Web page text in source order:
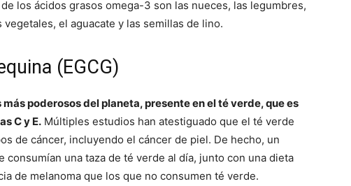
los ácidos grasos omega-3 son las nueces, las legumbres,
el aguacate y las semillas de lino.
(EGCG)
más poderosos del planeta, presente en el té verde, que es
C y E. Múltiples estudios han atestiguado que el té verde
de cáncer, incluyendo el cáncer de piel. De hecho, un
una taza de té verde al día, junto con una dieta
de melanoma que los que no consumen té verde.